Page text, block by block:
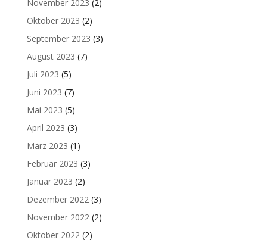
November 2023 (2)
Oktober 2023 (2)
September 2023 (3)
August 2023 (7)
Juli 2023 (5)
Juni 2023 (7)
Mai 2023 (5)
April 2023 (3)
März 2023 (1)
Februar 2023 (3)
Januar 2023 (2)
Dezember 2022 (3)
November 2022 (2)
Oktober 2022 (2)